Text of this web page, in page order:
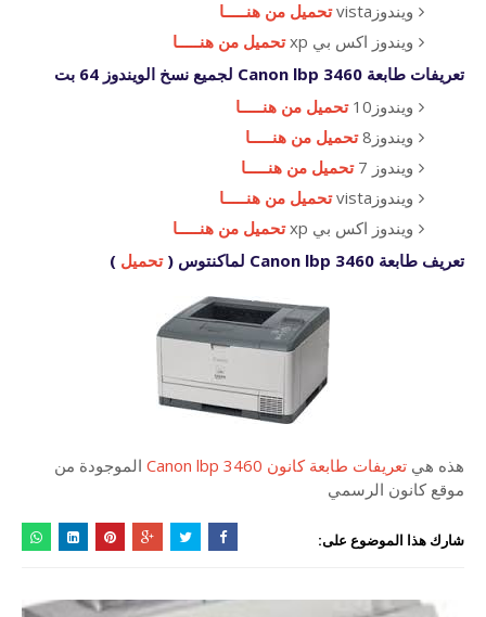
ويندوزvista
تحميل من هنـــــا
ويندوز اكس بي xp
تحميل من هنـــــا
تعريفات طابعة Canon lbp 3460 لجميع نسخ الويندوز 64 بت
ويندوز10
تحميل من هنـــــا
ويندوز8
تحميل من هنـــــا
ويندوز 7
تحميل من هنـــــا
ويندوزvista
تحميل من هنـــــا
ويندوز اكس بي xp
تحميل من هنـــــا
تعريف طابعة Canon lbp 3460 لماكنتوس (
تحميل )
هذه هي تعريفات طابعة كانون Canon lbp 3460
الموجودة من
موقع كانون الرسمي
شارك هذا الموضوع على: